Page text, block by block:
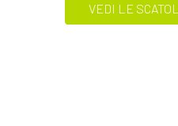
VEDI LE